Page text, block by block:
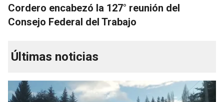
Cordero encabezó la 127° reunión del
Consejo Federal del Trabajo
Últimas noticias